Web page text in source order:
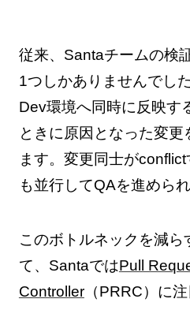
従来、Santaチームの検
1つしかありませんでし
Dev環境へ同時に反映す
ときに原因となった変更
ます。変更同士が
も並行してQAを進めら
このボトルネックを減ら
て、SantaではPull
Controller（PRRC）に